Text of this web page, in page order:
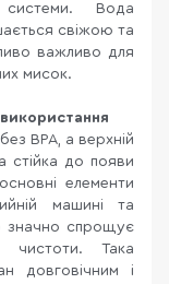
системи. Вода
свіжою та
важливо для
мисок.
BPA, а верхній
стійка до появи
елементи
машині та
значно спрощує
чистоти. Така
довговічним і